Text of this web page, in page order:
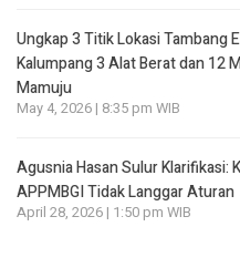
Ungkap 3 Titik Lokasi Tambang
Kalumpang 3 Alat Berat dan 12
Mamuju
May 4, 2026 | 8:35 pm WIB
Agusnia Hasan Sulur Klarifikasi:
APPMBGI Tidak Langgar Aturan
April 28, 2026 | 1:50 pm WIB